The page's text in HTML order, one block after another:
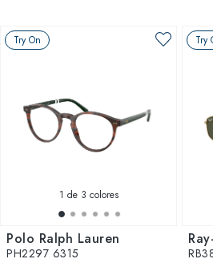
Try On
1 de 3 colores
Polo Ralph Lauren
PH2297 6315
Try